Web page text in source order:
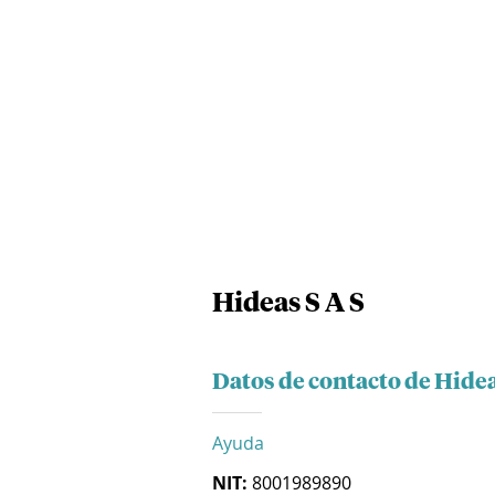
Hideas S A S
Datos de contacto de
Ayuda
NIT: 8001989890